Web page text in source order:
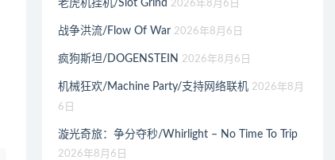
老虎机挂机/Slot Grind 2026年8月6日
战争洪流/Flow Of War 2026年8月6日
疯狗斯坦/DOGENSTEIN 2026年8月6日
机械狂欢/Machine Party/支持网络联机 2026年8月
6日
漩光奇旅：争分夺秒/Whirlight – No Time To Trip
2026年8月6日